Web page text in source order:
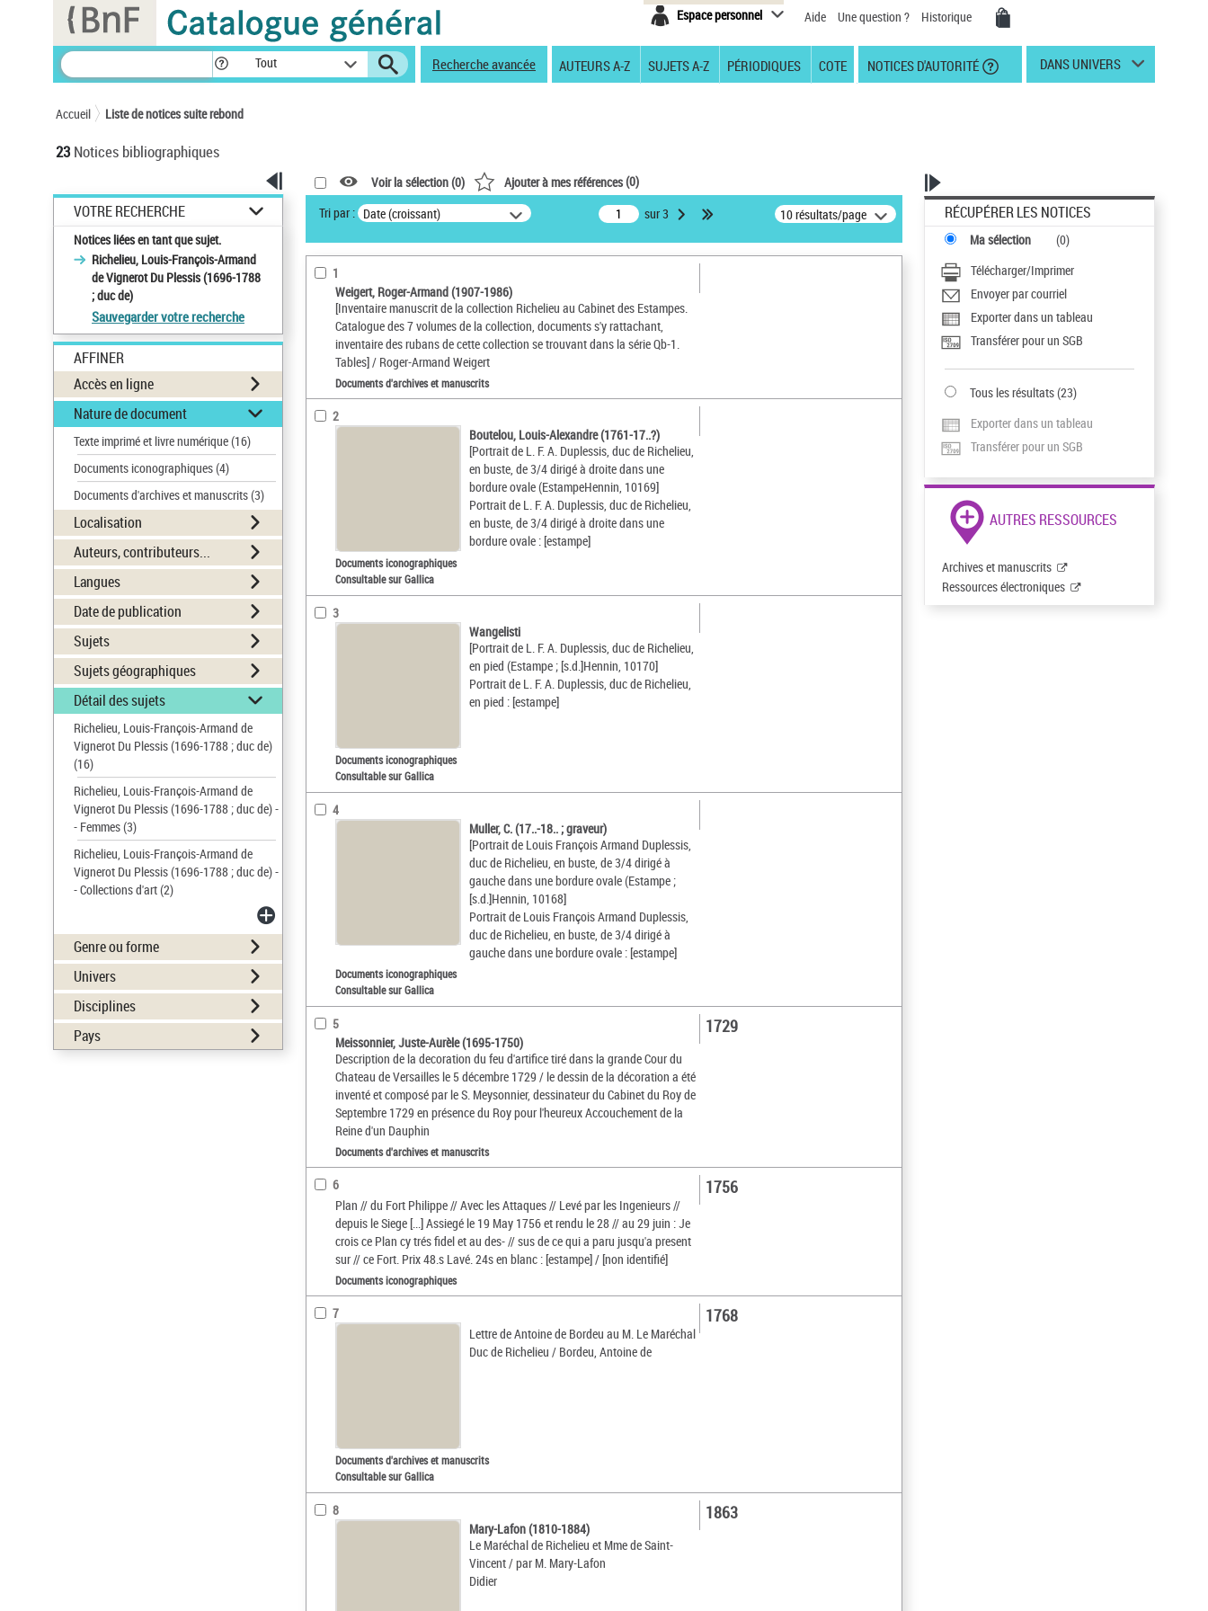
Espace personnel Aide Une question ? Historique
Tout Recherche avancée AUTEURS A-Z SUJETS A-Z PÉRIODIQUES COTE NOTICES D'AUTORITÉ DANS UNIVERS
Accueil Liste de notices suite rebond
23 Notices bibliographiques
VOTRE RECHERCHE
Notices liées en tant que sujet.
Richelieu, Louis-François-Armand
de Vignerot Du Plessis (1696-1788
; duc de)
Sauvegarder votre recherche
AFFINER
Accès en ligne
Nature de document
Texte imprimé et livre numérique(16)
Documents iconographiques(4)
Documents d'archives et manuscrits(3)
Localisation
Auteurs, contributeurs...
Langues
Date de publication
Sujets
Sujets géographiques
Détail des sujets
Richelieu, Louis-François-Armand de
Vignerot Du Plessis (1696-1788 ; duc de)
(16)
Richelieu, Louis-François-Armand de
Vignerot Du Plessis (1696-1788 ; duc de) -
- Femmes(3)
Richelieu, Louis-François-Armand de
Vignerot Du Plessis (1696-1788 ; duc de) -
- Collections d'art(2)
Genre ou forme
Univers
Disciplines
Pays
Voir la sélection (0) Ajouter à mes références(0)
Tri par : Date (croissant) sur 3 10 résultats/page
1
Weigert, Roger-Armand (1907-1986)
[Inventaire manuscrit de la collection Richelieu au Cabinet des Estampes.
Catalogue des 7 volumes de la collection, documents s'y rattachant,
inventaire des rubans de cette collection se trouvant dans la série Qb-1.
Tables] / Roger-Armand Weigert
Documents d'archives et manuscrits
2
Boutelou, Louis-Alexandre (1761-17..?)
[Portrait de L. F. A. Duplessis, duc de Richelieu,
en buste, de 3/4 dirigé à droite dans une
bordure ovale (EstampeHennin, 10169]
Portrait de L. F. A. Duplessis, duc de Richelieu,
en buste, de 3/4 dirigé à droite dans une
bordure ovale : [estampe]
Documents iconographiques
Consultable sur Gallica
3
Wangelisti
[Portrait de L. F. A. Duplessis, duc de Richelieu,
en pied (Estampe ; [s.d.]Hennin, 10170]
Portrait de L. F. A. Duplessis, duc de Richelieu,
en pied : [estampe]
Documents iconographiques
Consultable sur Gallica
4
Muller, C. (17..-18.. ; graveur)
[Portrait de Louis François Armand Duplessis,
duc de Richelieu, en buste, de 3/4 dirigé à
gauche dans une bordure ovale (Estampe ;
[s.d.]Hennin, 10168]
Portrait de Louis François Armand Duplessis,
duc de Richelieu, en buste, de 3/4 dirigé à
gauche dans une bordure ovale : [estampe]
Documents iconographiques
Consultable sur Gallica
5
Meissonnier, Juste-Aurèle (1695-1750)
Description de la decoration du feu d'artifice tiré dans la grande Cour du
Chateau de Versailles le 5 décembre 1729 / le dessin de la décoration a été
inventé et composé par le S. Meysonnier, dessinateur du Cabinet du Roy de
Septembre 1729 en présence du Roy pour l'heureux Accouchement de la
Reine d'un Dauphin
1729
Documents d'archives et manuscrits
6
Plan // du Fort Philippe // Avec les Attaques // Levé par les Ingenieurs //
depuis le Siege [...] Assiegé le 19 May 1756 et rendu le 28 // au 29 juin : Je
crois ce Plan cy trés fidel et au des- // sus de ce qui a paru jusqu'a present
sur // ce Fort. Prix 48.s Lavé. 24s en blanc : [estampe] / [non identifié]
1756
Documents iconographiques
7
Lettre de Antoine de Bordeu au M. Le Maréchal
Duc de Richelieu / Bordeu, Antoine de
1768
Documents d'archives et manuscrits
Consultable sur Gallica
8
Mary-Lafon (1810-1884)
Le Maréchal de Richelieu et Mme de Saint-
Vincent / par M. Mary-Lafon
Didier
1863
RÉCUPÉRER LES NOTICES
Ma sélection (0)
Télécharger/Imprimer
Envoyer par courriel
Exporter dans un tableau
Transférer pour un SGB
Tous les résultats(23)
Exporter dans un tableau
Transférer pour un SGB
AUTRES RESSOURCES
Archives et manuscrits
Ressources électroniques
Panneau de gestion des cookies